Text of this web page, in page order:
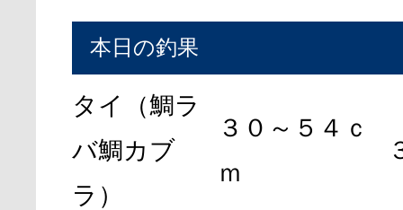
本日の釣果
タイ（鯛ラ
バ鯛カブ
ラ）
３０～５４ｃ
ｍ